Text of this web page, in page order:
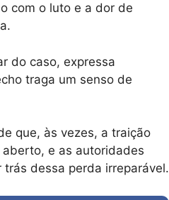
com o luto e a dor de
do caso, expressa
traga um senso de
que, às vezes, a traição
e as autoridades
dessa perda irreparável.